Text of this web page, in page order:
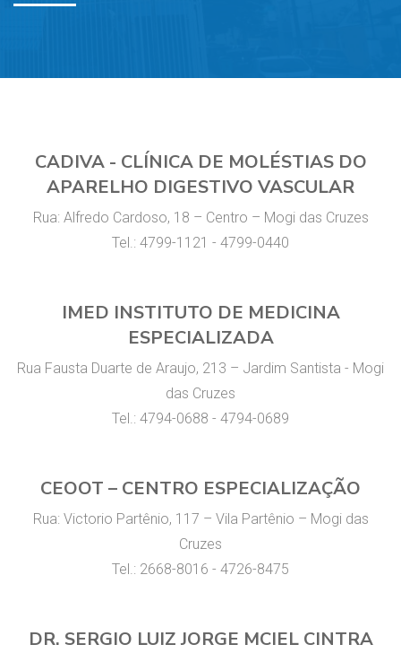
CADIVA - CLÍNICA DE MOLÉSTIAS DO
APARELHO DIGESTIVO VASCULAR
Rua: Alfredo Cardoso, 18 – Centro – Mogi das Cruzes
Tel.: 4799-1121 - 4799-0440
IMED INSTITUTO DE MEDICINA
ESPECIALIZADA
Rua Fausta Duarte de Araujo, 213 – Jardim Santista - Mogi
das Cruzes
Tel.: 4794-0688 - 4794-0689
CEOOT – CENTRO ESPECIALIZAÇÃO
Rua: Victorio Partênio, 117 – Vila Partênio – Mogi das
Cruzes
Tel.: 2668-8016 - 4726-8475
DR. SERGIO LUIZ JORGE MCIEL CINTRA